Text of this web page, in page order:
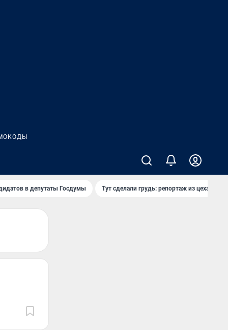
в депутаты Госдумы Тут сделали грудь: репортаж из цеха